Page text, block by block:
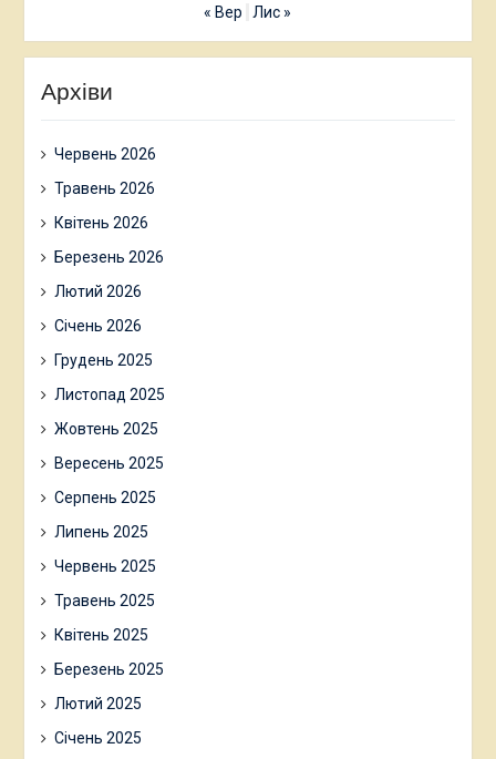
« Вер Лис »
Архіви
Червень 2026
Травень 2026
Квітень 2026
Березень 2026
Лютий 2026
Січень 2026
Грудень 2025
Листопад 2025
Жовтень 2025
Вересень 2025
Серпень 2025
Липень 2025
Червень 2025
Травень 2025
Квітень 2025
Березень 2025
Лютий 2025
Січень 2025